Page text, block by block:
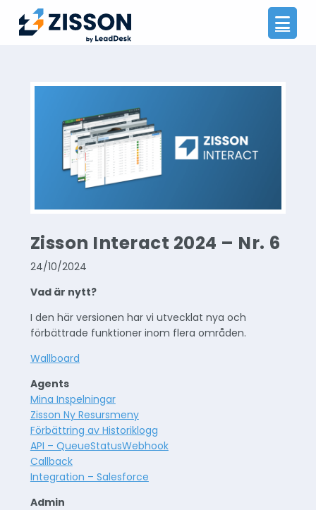
Zisson Interact 2024 – Nr. 6
24/10/2024
Vad är nytt?
I den här versionen har vi utvecklat nya och
förbättrade funktioner inom flera områden.
Wallboard
Agents
Mina Inspelningar
Zisson Ny Resursmeny
Förbättring av Historiklogg
API – QueueStatusWebhook
Callback
Integration – Salesforce
Admin